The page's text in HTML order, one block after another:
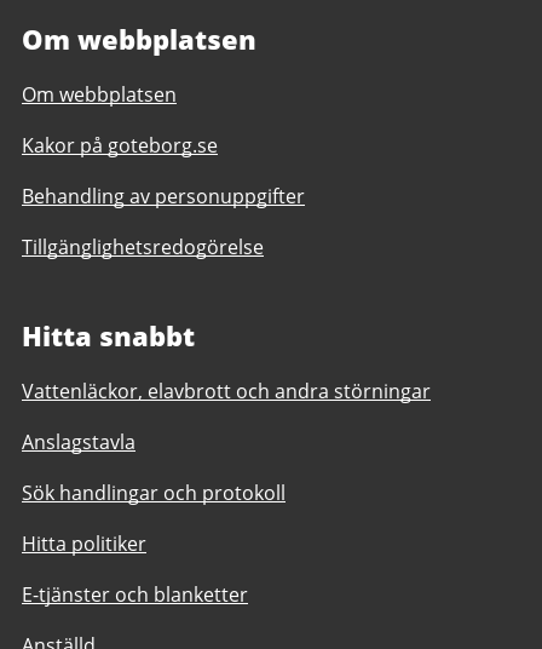
Om webbplatsen
Om webbplatsen
Kakor på goteborg.se
Behandling av personuppgifter
Tillgänglighetsredogörelse
Hitta snabbt
Vattenläckor, elavbrott och andra störningar
Anslagstavla
Sök handlingar och protokoll
Hitta politiker
E-tjänster och blanketter